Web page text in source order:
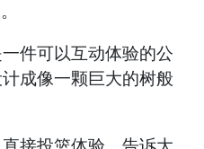
件可以互动体验的公
成像一颗巨大的树般